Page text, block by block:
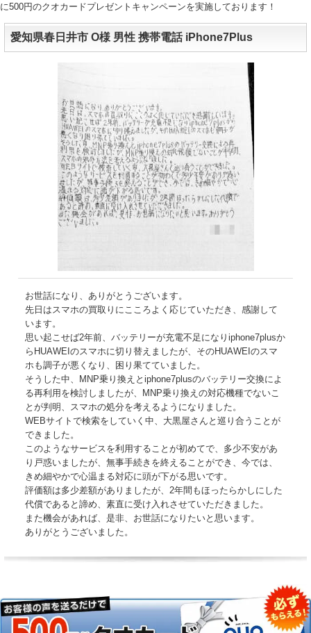
に500円のクオカードプレゼントキャンペーンを実施しております！
愛知県春日井市 O様 男性 携帯電話 iPhone7Plus
お世話になり、ありがとうございます。
先日はスマホの買取りにこころよく応じていただき、感謝して
います。
思い起こせば2年前、バッテリーが充電不足になりiphone7plusか
らHUAWEIのスマホに切り替えましたが、そのHUAWEIのスマ
ホも調子が悪くなり、困り果てていました。
そうした中、MNP乗り換えとiphone7plusのバッテリー交換によ
る再利用を検討しましたが、MNP乗り換えの対応機種でないこ
とが判明、スマホの処分を考えるようになりました。
WEBサイトで検索をしていく中、大黒屋さんと巡り合うことが
できました。
このようなサービスを利用することが初めてで、多少不安があ
り戸惑いましたが、無事手続きを終えることができ、今では、
きめ細やかで心温まる対応に頭が下がる思いです。
評価額は多少差額がありましたが、2年間もほったらかしにした
代償であると諦め、素直に受け入れさせていただきました。
また機会があれば、是非、お世話になりたいと思います。
ありがとうございました。